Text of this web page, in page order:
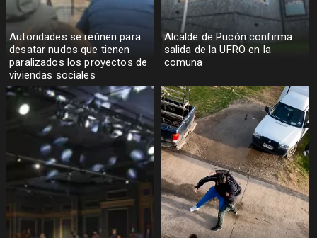
Autoridades se reúnen para
desatar nudos que tienen
paralizados los proyectos de
viviendas sociales
Alcalde de Pucón confirma
salida de la UFRO en la
comuna